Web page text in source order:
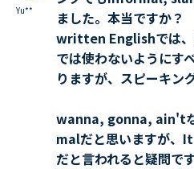
Yu**
ました。本当ですか？
written Englishでは、
では使わないようにす
りますが、スピーキン
wanna, gonna, ain't
malだと思いますが、
だと言われると疑問です